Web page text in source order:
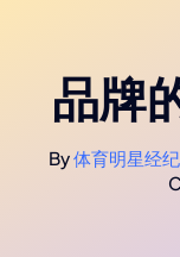
品牌
By体育明星经纪